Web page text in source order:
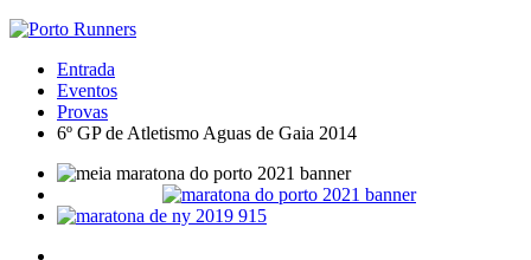
Entrada
Eventos
Provas
6º GP de Atletismo Aguas de Gaia 2014